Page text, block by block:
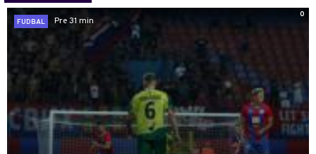
0
FUDBAL
Pre 31 min